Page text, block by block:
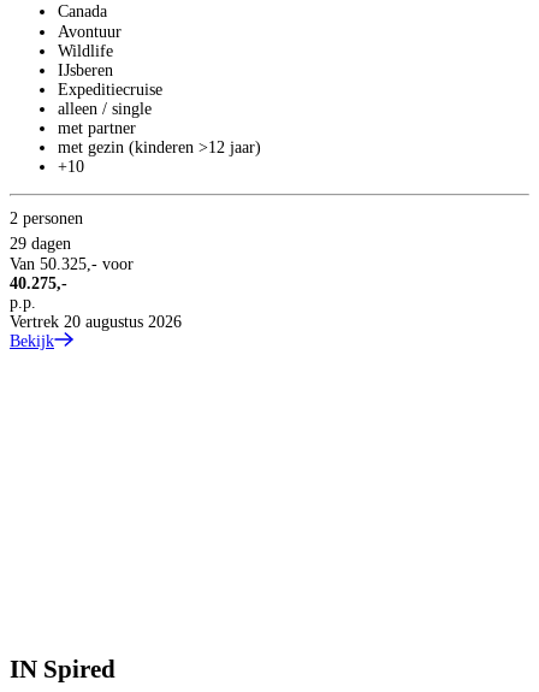
Canada
Avontuur
Wildlife
IJsberen
Expeditiecruise
alleen / single
met partner
met gezin (kinderen >12 jaar)
+10
2 personen
29 dagen
Van 50.325,- voor
40.275,-
p.p.
Vertrek 20 augustus 2026
Bekijk
IN Spired